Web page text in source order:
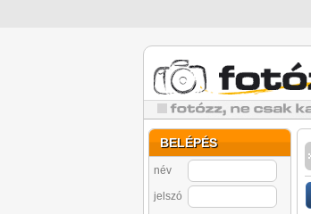
BELÉPÉS
név
jelszó